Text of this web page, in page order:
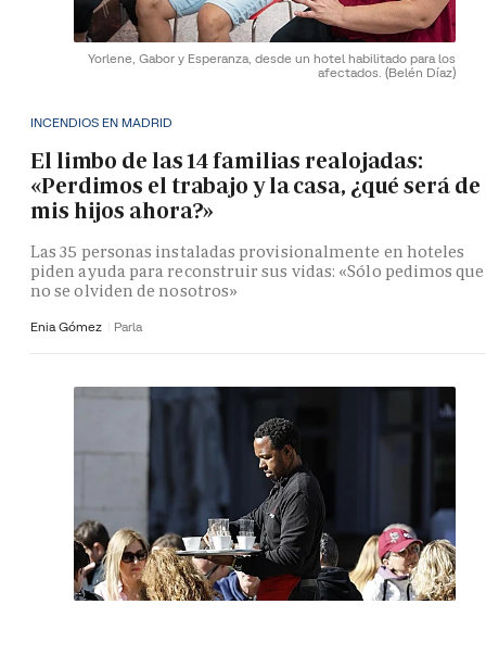
Yorlene, Gabor y Esperanza, desde un hotel habilitado para los
afectados. (Belén Díaz)
INCENDIOS EN MADRID
El limbo de las 14 familias realojadas:
«Perdimos el trabajo y la casa, ¿qué será de
mis hijos ahora?»
Las 35 personas instaladas provisionalmente en hoteles
piden ayuda para reconstruir sus vidas: «Sólo pedimos que
no se olviden de nosotros»
Enia Gómez Parla